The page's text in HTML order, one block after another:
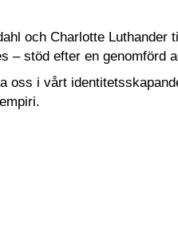
och Charlotte Luthander
– stöd efter en genomförd
i vårt